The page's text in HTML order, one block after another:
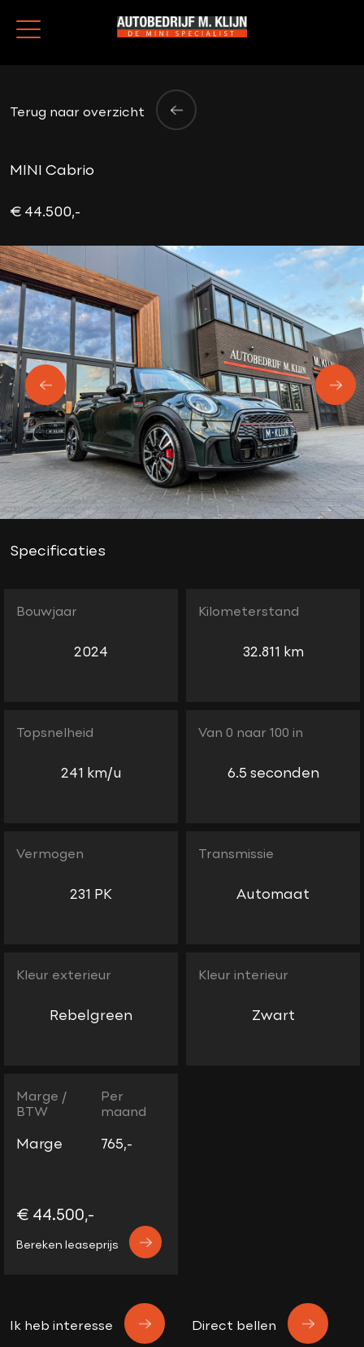
Terug naar overzicht
MINI Cabrio
€ 44.500,-
Specificaties
Bouwjaar
2024
Kilometerstand
32.811 km
Topsnelheid
241 km/u
Van 0 naar 100 in
6.5 seconden
Vermogen
231 PK
Transmissie
Automaat
Kleur exterieur
Rebelgreen
Kleur interieur
Zwart
Marge /
BTW
Marge
Per
maand
765,-
€ 44.500,-
Bereken leaseprijs
Ik heb interesse Direct bellen